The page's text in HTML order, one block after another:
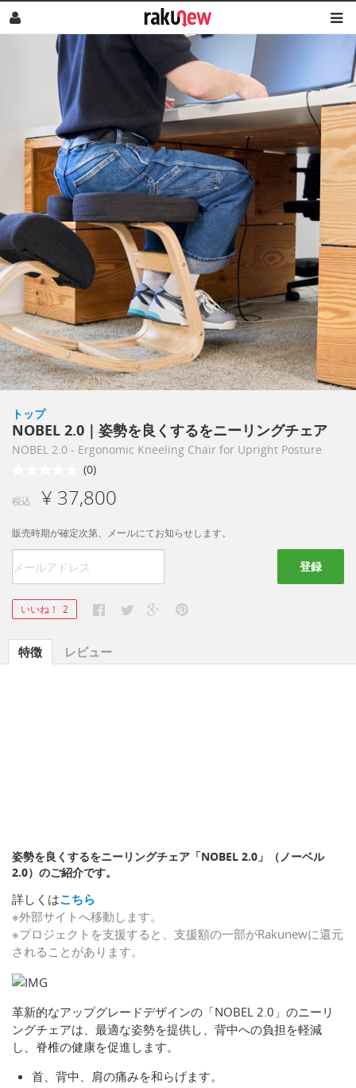
トップ
NOBEL 2.0｜姿勢を良くするをニーリングチェア
NOBEL 2.0 - Ergonomic Kneeling Chair for Upright Posture
(0)
税込 ¥ 37,800
販売時期が確定次第、メールにてお知らせします。
登録
いいね！ 2
特徴 レビュー
姿勢を良くするをニーリングチェア「NOBEL 2.0」（ノーベル
2.0）のご紹介です。
詳しくはこちら
※外部サイトへ移動します。
※プロジェクトを支援すると、支援額の一部がRakunewに還元
されることがあります。
革新的なアップグレードデザインの「NOBEL 2.0」のニーリ
ングチェアは、最適な姿勢を提供し、背中への負担を軽減
し、脊椎の健康を促進します。
首、背中、肩の痛みを和らげます。